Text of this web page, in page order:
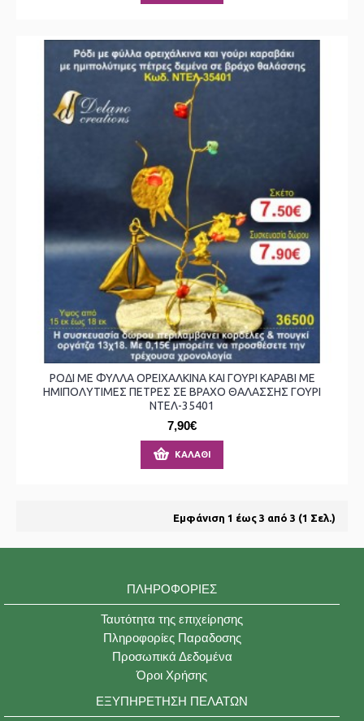
ΡΟΔΙ ΜΕ ΦΥΛΛΑ ΟΡΕΙΧΑΛΚΙΝΑ ΚΑΙ ΓΟΥΡΙ ΚΑΡΑΒΙ ΜΕ
ΗΜΙΠΟΛΥΤΙΜΕΣ ΠΕΤΡΕΣ ΣΕ ΒΡΑΧΟ ΘΑΛΑΣΣΗΣ ΓΟΥΡΙ
ΝΤΕΛ-35401
7,90€
ΚΑΛΆΘΙ
Εμφάνιση 1 έως 3 από 3 (1 Σελ.)
ΠΛΗΡΟΦΟΡΊΕΣ
Ταυτότητα της επιχείρησης
Πληροφορίες Παραδοσης
Προσωπικά Δεδομένα
Όροι Χρήσης
ΕΞΥΠΗΡΈΤΗΣΗ ΠΕΛΑΤΏΝ